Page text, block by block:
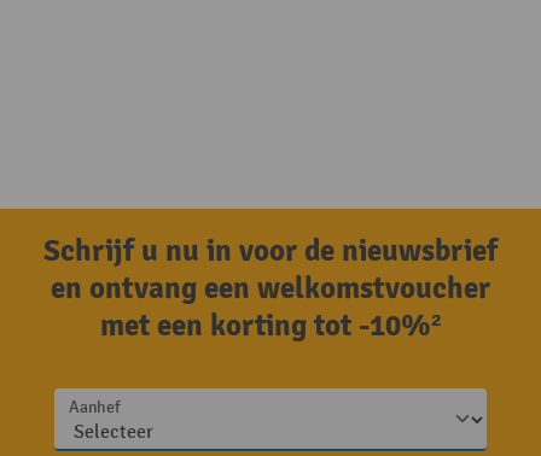
Schrijf u nu in voor de nieuwsbrief
en ontvang een welkomstvoucher
met een korting tot -10%²
Aanhef